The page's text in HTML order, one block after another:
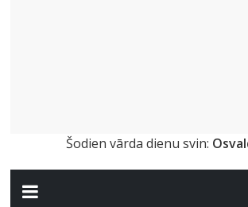
Šodien vārda dienu svin: